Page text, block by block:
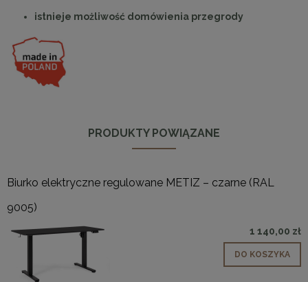
istnieje możliwość domówienia przegrody
PRODUKTY POWIĄZANE
Biurko elektryczne regulowane METIZ – czarne (RAL
9005)
1 140,00 zł
DO KOSZYKA